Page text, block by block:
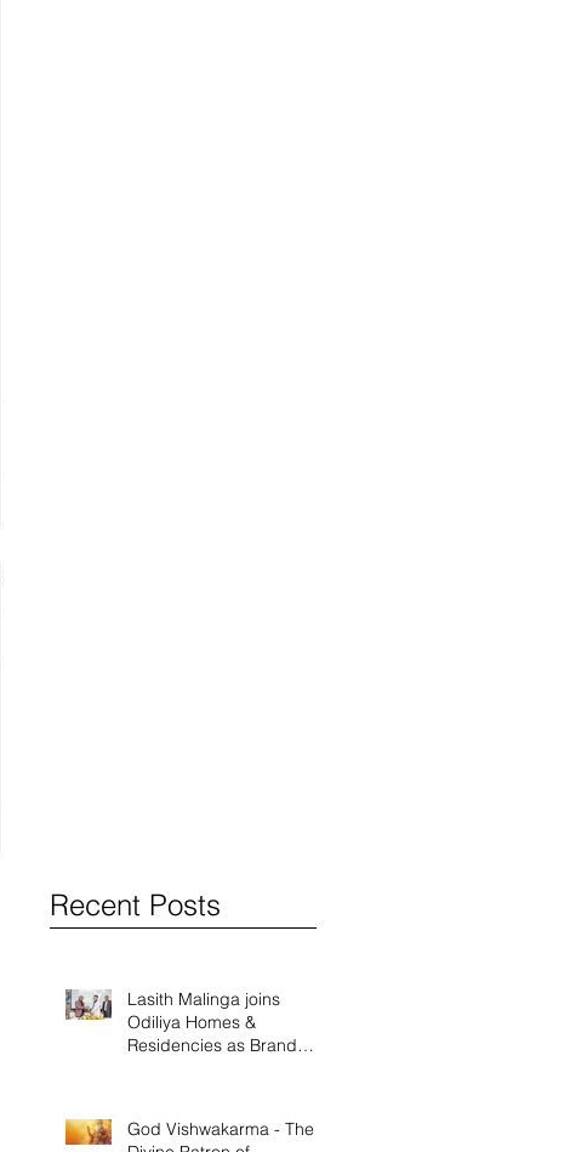
Recent Posts
Lasith Malinga joins
Odiliya Homes &
Residencies as Brand
God Vishwakarma - The